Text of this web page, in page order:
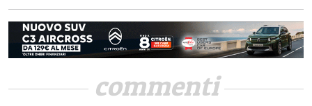
commenti